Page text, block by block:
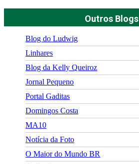
Outros Blogs
Blog do Ludwig
Linhares
Blog da Kelly Queiroz
Jornal Pequeno
Portal Gaditas
Domingos Costa
MA10
Notícia da Foto
O Maior do Mundo BR